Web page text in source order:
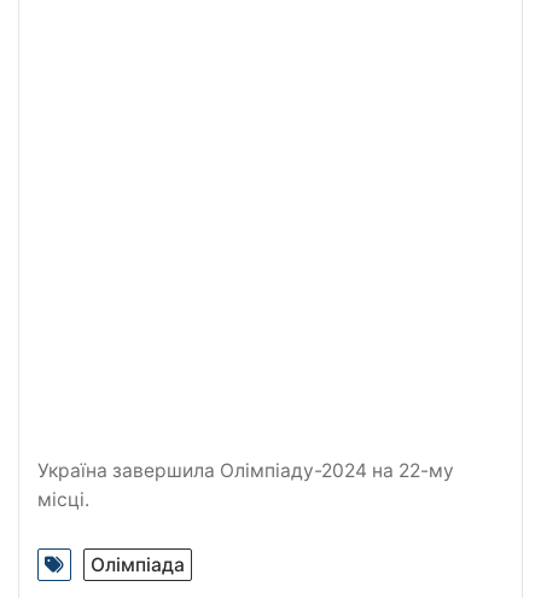
Україна завершила Олімпіаду-2024 на 22-му
місці.
Олімпіада